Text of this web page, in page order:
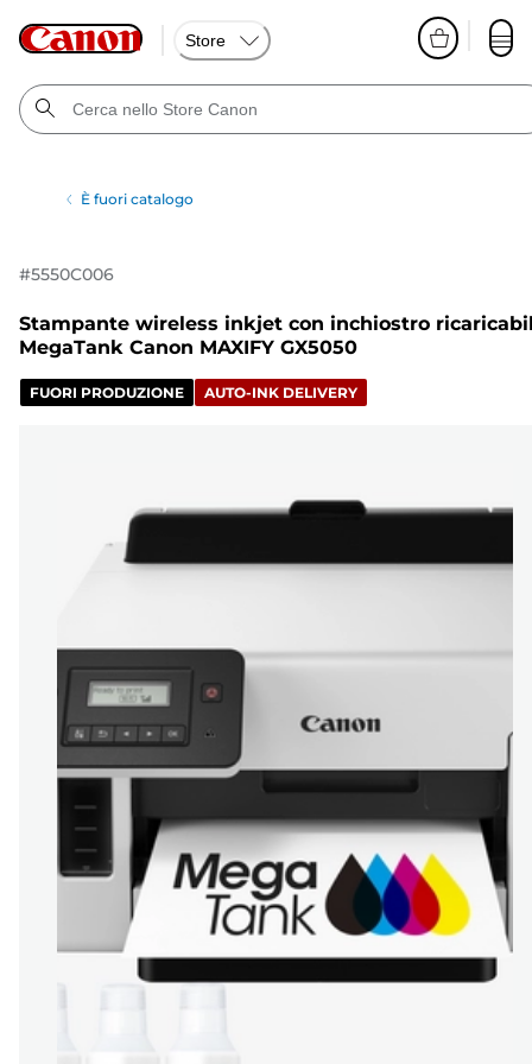
Store
È fuori catalogo
#5550C006
Stampante wireless inkjet con inchiostro
MegaTank Canon MAXIFY GX5050
FUORI PRODUZIONE AUTO-INK DELIVERY